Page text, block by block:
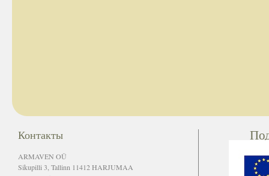
Контакты
ARMAVEN OÜ
Sikupilli 3, Tallinn 11412 HARJUMAA